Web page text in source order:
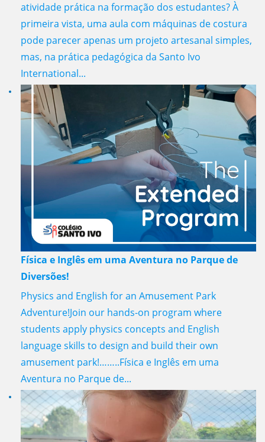
atividade prática na formação dos estudantes? À
primeira vista, uma aula com máquinas de costura
pode parecer apenas um projeto artesanal simples,
mas, na prática pedagógica da Santo Ivo
International...
Física e Inglês em uma Aventura no Parque de
Diversões!
Physics and English for an Amusement Park
Adventure!Join our hands-on program where
students apply physics concepts and English
language skills to design and build their own
amusement park!……..Física e Inglês em uma
Aventura no Parque de...